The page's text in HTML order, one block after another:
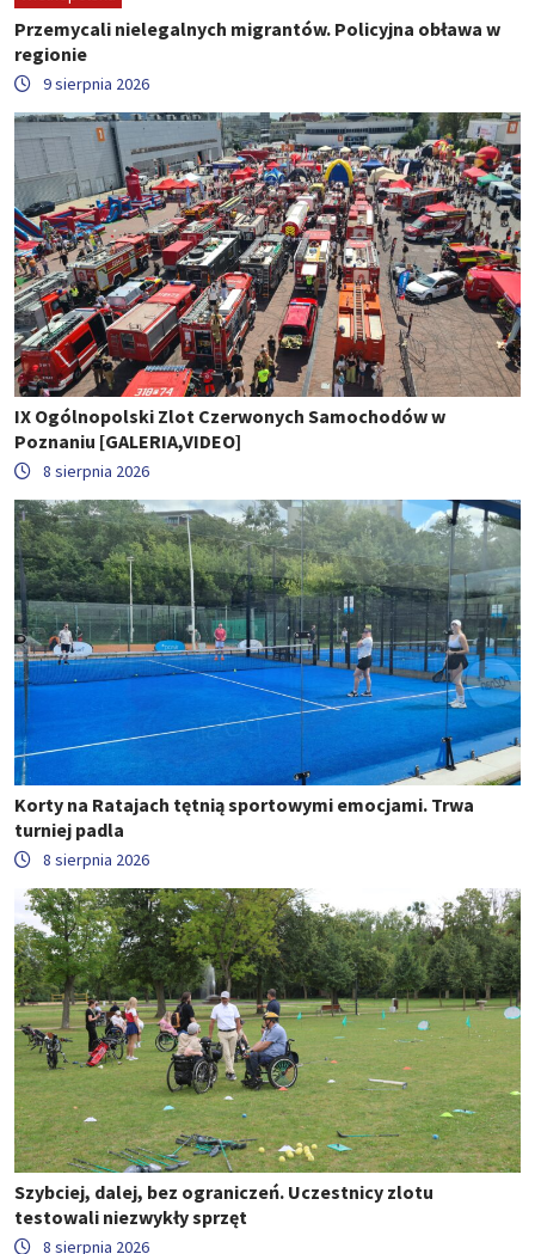
Przemycali nielegalnych migrantów. Policyjna obława w
regionie
9 sierpnia 2026
IX Ogólnopolski Zlot Czerwonych Samochodów w
Poznaniu [GALERIA,VIDEO]
8 sierpnia 2026
Korty na Ratajach tętnią sportowymi emocjami. Trwa
turniej padla
8 sierpnia 2026
Szybciej, dalej, bez ograniczeń. Uczestnicy zlotu
testowali niezwykły sprzęt
8 sierpnia 2026